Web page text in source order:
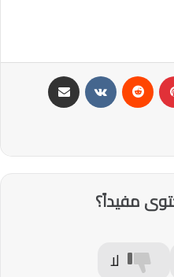
مفيداً؟
لا